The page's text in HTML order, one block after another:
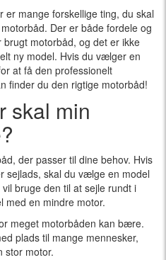
er mange forskellige ting, du skal
Der er både fordele og
motorbåd, og det er ikke
ny model. Hvis du vælger en
at få den professionelt
finder du den rigtige motorbåd!
skal min
der passer til dine behov. Hvis
sejlads, skal du vælge en model
bruge den til at sejle rundt i
med en mindre motor.
meget motorbåden kan bære.
plads til mange mennesker,
stor motor.